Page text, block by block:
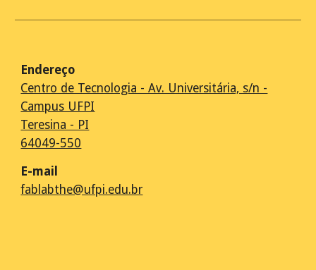
Endereço
Centro de Tecnologia - Av. Universitária, s/n -
Campus UFPI
Teresina - PI
64049-550
E-mail
fablabthe@ufpi.edu.br